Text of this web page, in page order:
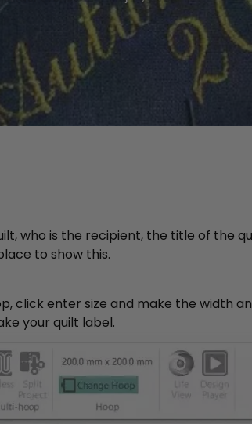
who is the recipient, the title of the
to show this.
click enter size and make the width
your quilt label.